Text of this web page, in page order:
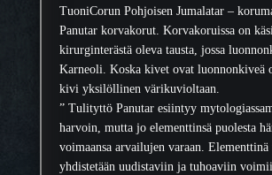
t
a
r
m
ä
r
ä
TuoniCorun Pohjoisen Jumalatar –
Panutar korvakorut. Korvakoruissa on
kirurginterästä oleva tausta, jossa
Karneoli. Koska kivet ovat luonnonkiveä
kivi yksilöllinen värikuvioltaan.
” Tulityttö Panutar esiintyy
harvoin, mutta jo elementtinsä puolesta
voimaansa arvailujen varaan.
yhdistetään uudistaviin ja tuhoaviin